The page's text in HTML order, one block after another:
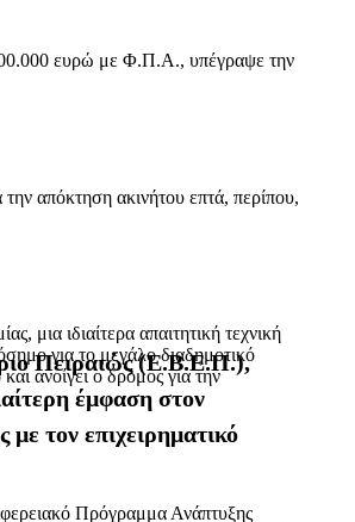
ευρώ με Φ.Π.Α., υπέγραψε την
απόκτηση ακινήτου επτά, περίπου,
μια ιδιαίτερα απαιτητική τεχνική
για το μεγάλο διαδημοτικό
ανοίγει ο δρόμος για την
Πρόγραμμα Ανάπτυξης
Πειραιώς (Ε.Β.Ε.Π.),
έμφαση στον
τον επιχειρηματικό